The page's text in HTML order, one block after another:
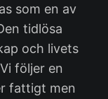
som en av
tidlösa
och livets
följer en
fattigt men